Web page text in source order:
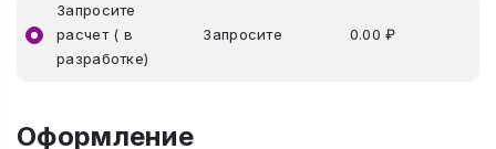
Запросите
расчет ( в
разработке)
Запросите 0.00 ₽
Оформление